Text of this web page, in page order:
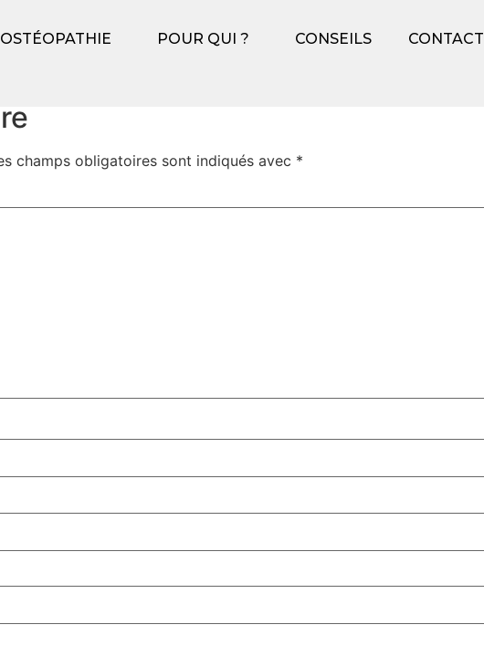
POUR QUI ? CONSEILS CONTACT
!
article. Modifiez-le ou supprimez-le, puis commencez à écrire !
champs obligatoires sont indiqués avec *